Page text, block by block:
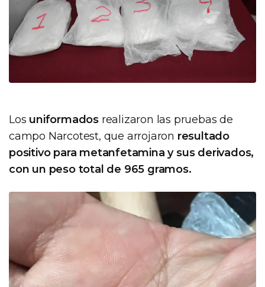
Los uniformados realizaron las pruebas de
campo Narcotest, que arrojaron resultado
positivo para metanfetamina y sus derivados,
con un peso total de 965 gramos.